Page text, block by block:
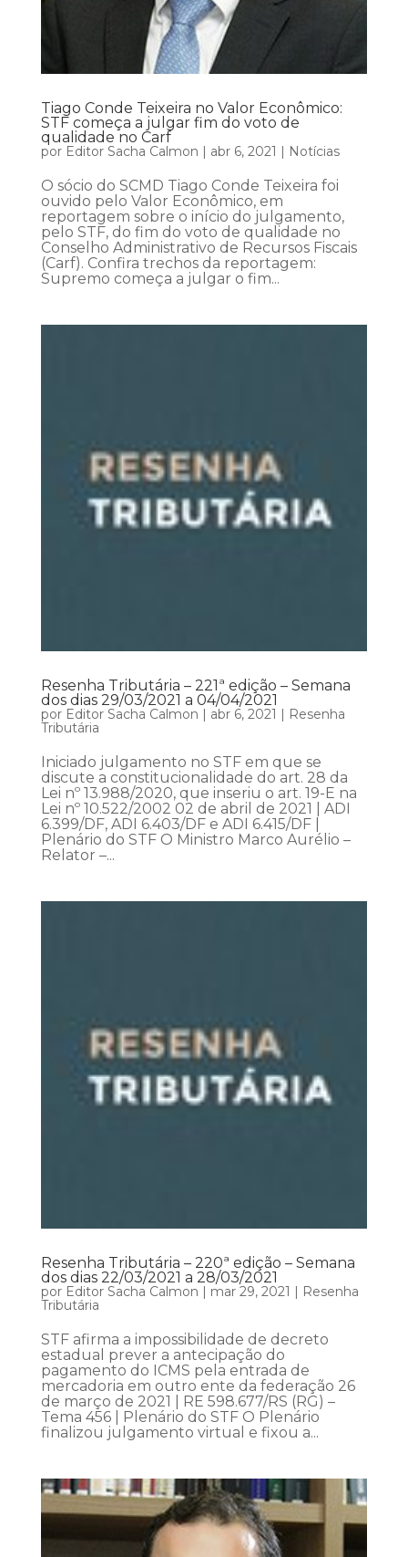
Tiago Conde Teixeira no Valor Econômico:
STF começa a julgar fim do voto de
qualidade no Carf
por Editor Sacha Calmon | abr 6, 2021 | Notícias
O sócio do SCMD Tiago Conde Teixeira foi
ouvido pelo Valor Econômico, em
reportagem sobre o início do julgamento,
pelo STF, do fim do voto de qualidade no
Conselho Administrativo de Recursos Fiscais
(Carf). Confira trechos da reportagem:
Supremo começa a julgar o fim...
Resenha Tributária – 221ª edição – Semana
dos dias 29/03/2021 a 04/04/2021
por Editor Sacha Calmon abr 6, 2021
Resenha
Tributária
Iniciado julgamento no STF em que se
discute a constitucionalidade do art. 28 da
Lei nº 13.988/2020, que inseriu o art. 19-E na
Lei nº 10.522/2002 02 de abril de 2021 | ADI
6.399/DF, ADI 6.403/DF e ADI 6.415/DF |
Plenário do STF O Ministro Marco Aurélio –
Relator –...
Resenha Tributária – 220ª edição – Semana
dos dias 22/03/2021 a 28/03/2021
por Editor Sacha Calmon | mar 29, 2021 | Resenha
Tributária
STF afirma a impossibilidade de decreto
estadual prever a antecipação do
pagamento do ICMS pela entrada de
mercadoria em outro ente da federação 26
de março de 2021 | RE 598.677/RS (RG) –
Tema 456 | Plenário do STF O Plenário
finalizou julgamento virtual e fixou a...